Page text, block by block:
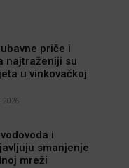
priče i
najtraženiji su
u vinkovačkoj
2026
i
smanjenje
mreži